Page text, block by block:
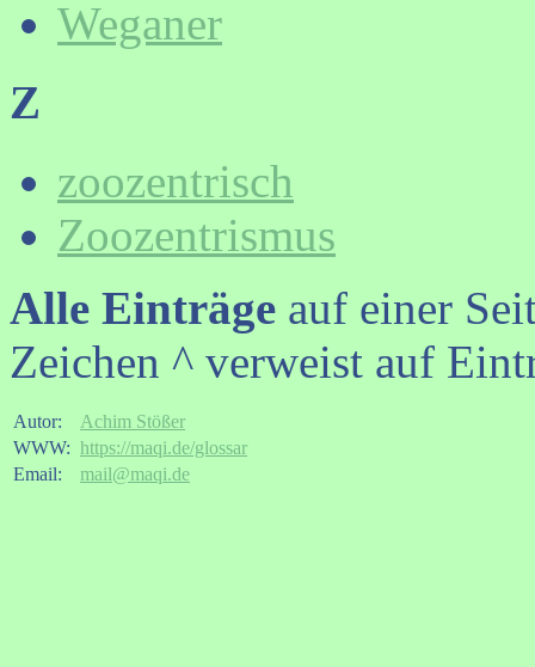
Weganer
Z
zoozentrisch
Zoozentrismus
Alle Einträge auf einer
Zeichen ^ verweist auf
Autor:
Achim Stößer
WWW: https://maqi.de/glossar
Email:
mail@maqi.de